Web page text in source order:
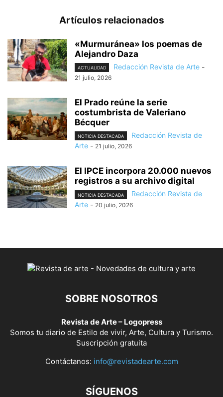
Artículos relacionados
«Murmuránea» los poemas de
Alejandro Daza
ACTUALIDAD Redacción Revista de Arte -
21 julio, 2026
El Prado reúne la serie
costumbrista de Valeriano
Bécquer
NOTICIA DESTACADA
Redacción Revista de
Arte - 21 julio, 2026
El IPCE incorpora 20.000 nuevos
registros a su archivo digital
NOTICIA DESTACADA
Redacción Revista de
Arte - 20 julio, 2026
SOBRE NOSOTROS
Revista de Arte – Logopress
Somos tu diario de Estilo de vivir, Arte, Cultura y Turismo.
Suscripción gratuita
Contáctanos: info@revistadearte.com
SÍGUENOS